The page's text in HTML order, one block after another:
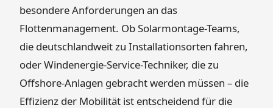
besondere Anforderungen an das
Flottenmanagement. Ob Solarmontage-Teams,
die deutschlandweit zu Installationsorten fahren,
oder Windenergie-Service-Techniker, die zu
Offshore-Anlagen gebracht werden müssen – die
Effizienz der Mobilität ist entscheidend für die